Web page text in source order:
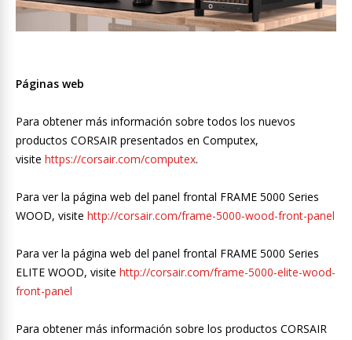
Páginas web
Para obtener más información sobre todos los nuevos
productos CORSAIR presentados en Computex,
visite https://corsair.com/computex.
Para ver la página web del panel frontal FRAME 5000 Series
WOOD, visite http://corsair.com/frame-5000-wood-front-panel
Para ver la página web del panel frontal FRAME 5000 Series
ELITE WOOD, visite http://corsair.com/frame-5000-elite-wood-
front-panel
Para obtener más información sobre los productos CORSAIR